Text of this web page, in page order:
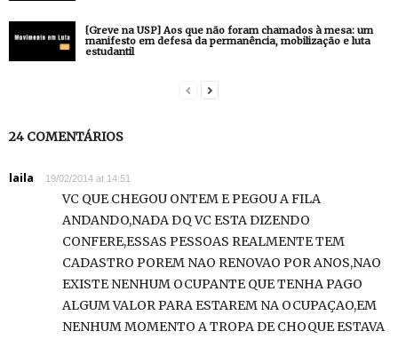
[Greve na USP] Aos que não foram chamados à mesa: um
manifesto em defesa da permanência, mobilização e luta
estudantil
24 COMENTÁRIOS
laila 19/02/2014 at 14:51
VC QUE CHEGOU ONTEM E PEGOU A FILA
ANDANDO,NADA DQ VC ESTA DIZENDO
CONFERE,ESSAS PESSOAS REALMENTE TEM
CADASTRO POREM NAO RENOVAO POR ANOS,NAO
EXISTE NENHUM OCUPANTE QUE TENHA PAGO
ALGUM VALOR PARA ESTAREM NA OCUPAÇAO,EM
NENHUM MOMENTO A TROPA DE CHOQUE ESTAVA